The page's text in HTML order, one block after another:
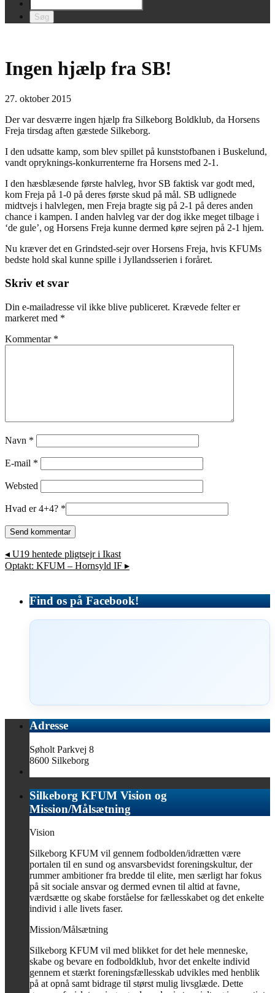
Ingen hjælp fra SB!
27. oktober 2015
Der var desværre ingen hjælp fra Silkeborg Boldklub, da Horsens
Freja tirsdag aften gæstede Silkeborg.
I den udsatte kamp, som blev spillet på kunststofbanen i Buskelund,
vandt opryknings-konkurrenterne fra Horsens med 2-1.
I den hæsblæsende første halvleg, hvor SB faktisk var godt med,
kom Freja på 1-0 på deres første skud på mål. SB udlignede
midtvejs i halvlegen, men Freja bragte sig på 2-1 på deres anden
chance i kampen. I anden halvleg var der dog ikke meget tilbage i
‘de gule’, og Horsens Freja kunne dermed køre sejren på 2-1 hjem.
Nu kræver det en Grindsted-sejr over Horsens Freja, hvis KFUMs
bedste hold skal kunne spille i Jyllandsserien i foråret.
Skriv et svar
Din e-mailadresse vil ikke blive publiceret. Krævede felter er
markeret med *
Kommentar *
Navn *
E-mail *
Websted
Hvad er 4+4? *
◂ U19 hentede pligtsejr i Ikast
Optakt: KFUM – Hornsyld IF ▸
Find os på Facebook!
Adresse
Søholt Parkvej 8
8600 Silkeborg
Silkeborg KFUM Vision og
Mission/Målsætning
Vision
Silkeborg KFUM vil gennem fodbolden/idrætten være
portalen til en sund og ansvarsbevidst foreningskultur, der
rummer ambitioner fra bredde til elite, men særligt har fokus
på sit sociale ansvar og dermed evnen til altid at favne,
værdsætte og skabe forståelse for fællesskabet og det enkelte
individ i alle livets faser.
Mission/Målsætning
Silkeborg KFUM vil med blikket for det hele menneske,
skabe og bevare en fodboldklub, hvor det enkelte individ
gennem et stærkt foreningsfællesskab udvikles med henblik
på at opnå samt bidrage til størst mulig livsglæde. Dette